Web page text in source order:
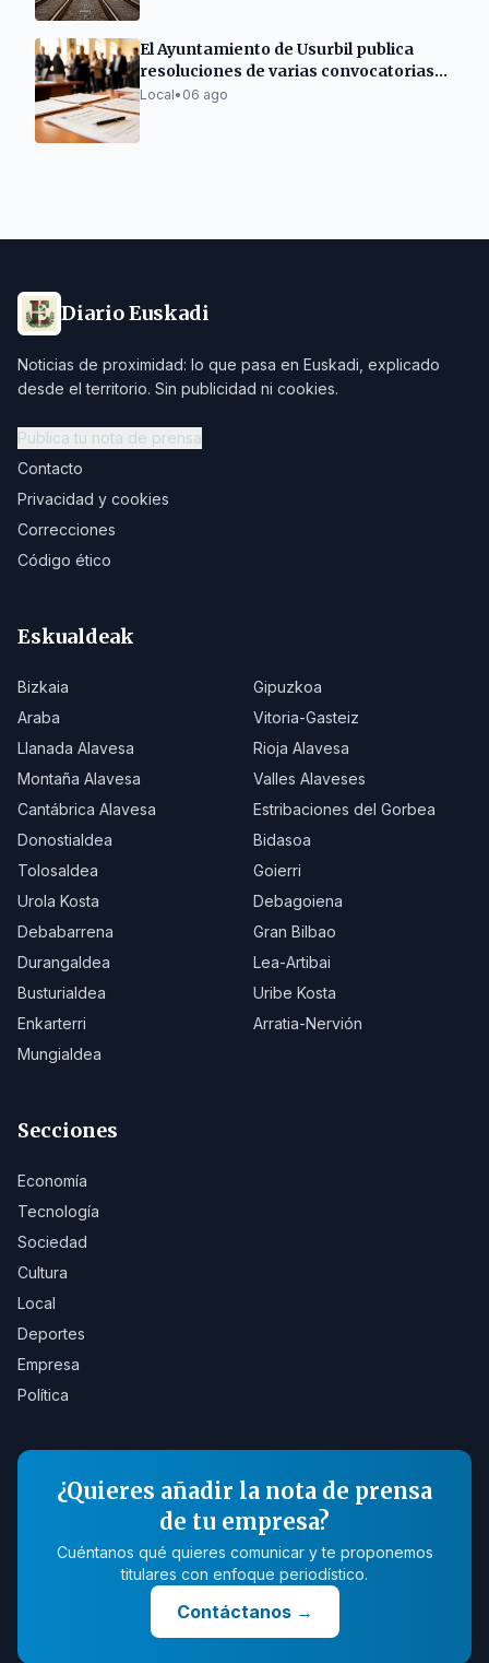
El Ayuntamiento de Usurbil publica
resoluciones de varias convocatorias
de subvenciones
Local• 06 ago
Diario Euskadi
Noticias de proximidad: lo que pasa en Euskadi, explicado
desde el territorio. Sin publicidad ni cookies.
Publica tu nota de prensa
Contacto
Privacidad y cookies
Correcciones
Código ético
Eskualdeak
Bizkaia
Gipuzkoa
Araba
Vitoria-Gasteiz
Llanada Alavesa
Rioja Alavesa
Montaña Alavesa
Valles Alaveses
Cantábrica Alavesa
Estribaciones del Gorbea
Donostialdea
Bidasoa
Tolosaldea
Goierri
Urola Kosta
Debagoiena
Debabarrena
Gran Bilbao
Durangaldea
Lea-Artibai
Busturialdea
Uribe Kosta
Enkarterri
Arratia-Nervión
Mungialdea
Secciones
Economía
Tecnología
Sociedad
Cultura
Local
Deportes
Empresa
Política
¿Quieres añadir la nota de prensa
de tu empresa?
Cuéntanos qué quieres comunicar y te proponemos
titulares con enfoque periodístico.
Contáctanos→